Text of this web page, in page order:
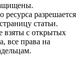
разрешается
статьи.
взяты с открытых
все права на